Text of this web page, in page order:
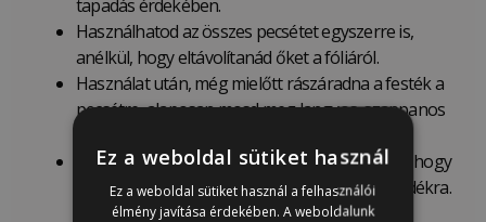
tapadás érdekében.
Használhatod az összes pecsétet egyszerre is,
anélkül, hogy eltávolítanád őket a fóliáról.
Használat után, még mielőtt rászáradna a festék a
pecsétre, alaposan mosd meg langyos, szappanos
Bizonyos médiumok esetében megtörténhet, hogy
szükség lesz egy speciális pecsét tisztító folyadékra.
Használat előtt mindig ellenőrizd az anyagot,
Ez a weboldal sütiket használ
Ez a weboldal sütiket használ a felhasználói
élmény javítása érdekében. A weboldalunk